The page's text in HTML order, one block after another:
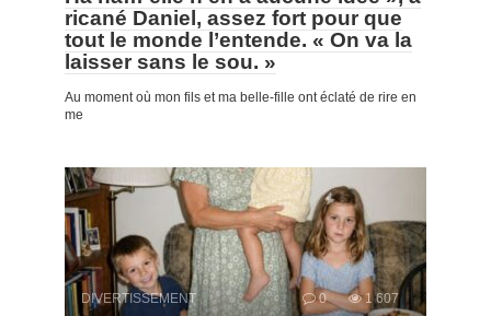
ricané Daniel, assez fort pour que
tout le monde l’entende. « On va la
laisser sans le sou. »
Au moment où mon fils et ma belle-fille ont éclaté de rire en
me
DIVERTISSEMENT 0 1 607